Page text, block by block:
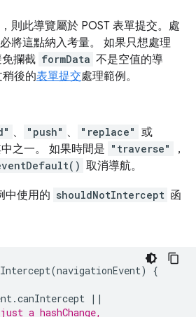
則此導覽屬於 POST 表單提交。處
將這點納入考量。 如果只想處理
攔截 formData 不是空值的導
後的表單提交處理範例。
、 "push" 、 "replace" 或
之一。 如果時間是 "traverse"
，
取消導航。
中使用的 shouldNotIntercept 函
(navigationEvent)
{
.canIntercept ||
a hashChange,